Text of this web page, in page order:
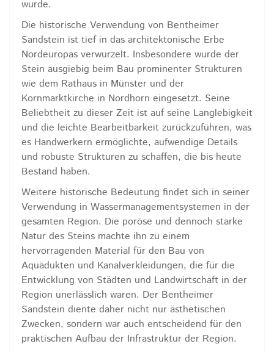
wurde.
Die historische Verwendung von Bentheimer
Sandstein ist tief in das architektonische Erbe
Nordeuropas verwurzelt. Insbesondere wurde der
Stein ausgiebig beim Bau prominenter Strukturen
wie dem Rathaus in Münster und der
Kornmarktkirche in Nordhorn eingesetzt. Seine
Beliebtheit zu dieser Zeit ist auf seine Langlebigkeit
und die leichte Bearbeitbarkeit zurückzuführen, was
es Handwerkern ermöglichte, aufwendige Details
und robuste Strukturen zu schaffen, die bis heute
Bestand haben.
Weitere historische Bedeutung findet sich in seiner
Verwendung in Wassermanagementsystemen in der
gesamten Region. Die poröse und dennoch starke
Natur des Steins machte ihn zu einem
hervorragenden Material für den Bau von
Aquädukten und Kanalverkleidungen, die für die
Entwicklung von Städten und Landwirtschaft in der
Region unerlässlich waren. Der Bentheimer
Sandstein diente daher nicht nur ästhetischen
Zwecken, sondern war auch entscheidend für den
praktischen Aufbau der Infrastruktur der Region.